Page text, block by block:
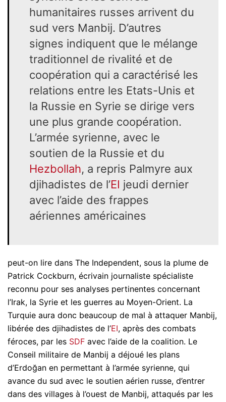
humanitaires russes arrivent du
sud vers Manbij. D’autres
signes indiquent que le mélange
traditionnel de rivalité et de
coopération qui a caractérisé les
relations entre les Etats-Unis et
la Russie en Syrie se dirige vers
une plus grande coopération.
L’armée syrienne, avec le
soutien de la Russie et du
Hezbollah, a repris Palmyre aux
djihadistes de l’EI jeudi dernier
avec l’aide des frappes
aériennes américaines
peut-on lire dans The Independent, sous la plume de
Patrick Cockburn, écrivain journaliste spécialiste
reconnu pour ses analyses pertinentes concernant
l’Irak, la Syrie et les guerres au Moyen-Orient. La
Turquie aura donc beaucoup de mal à attaquer Manbij,
libérée des djihadistes de l’EI, après des combats
féroces, par les SDF avec l’aide de la coalition. Le
Conseil militaire de Manbij a déjoué les plans
d’Erdoğan en permettant à l’armée syrienne, qui
avance du sud avec le soutien aérien russe, d’entrer
dans des villages à l’ouest de Manbij, attaqués par les